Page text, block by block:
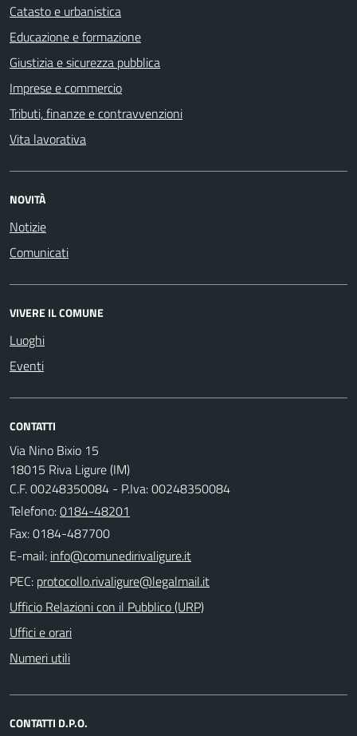
Catasto e urbanistica
Educazione e formazione
Giustizia e sicurezza pubblica
Imprese e commercio
Tributi, finanze e contravvenzioni
Vita lavorativa
NOVITÀ
Notizie
Comunicati
VIVERE IL COMUNE
Luoghi
Eventi
CONTATTI
Via Nino Bixio 15
18015 Riva Ligure (IM)
C.F. 00248350084 - P.Iva: 00248350084
Telefono:0184-48201
Fax: 0184-487700
E-mail:
PEC:
Ufficio Relazioni con il Pubblico (URP)
Uffici e orari
Numeri utili
CONTATTI D.P.O.